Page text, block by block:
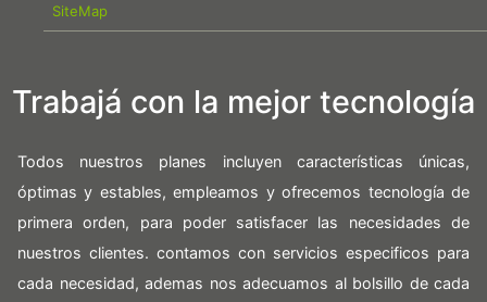
SiteMap
Trabajá con la mejor tecnología
Todos nuestros planes incluyen características únicas,
óptimas y estables, empleamos y ofrecemos tecnología de
primera orden, para poder satisfacer las necesidades de
nuestros clientes. contamos con servicios especificos para
cada necesidad, ademas nos adecuamos al bolsillo de cada